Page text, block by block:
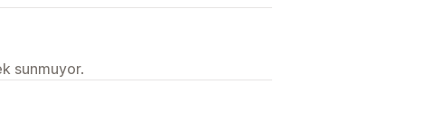
sunmuyor.